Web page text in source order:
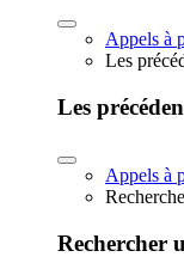
Appels à
Les
Les
Appels à
Rechercher